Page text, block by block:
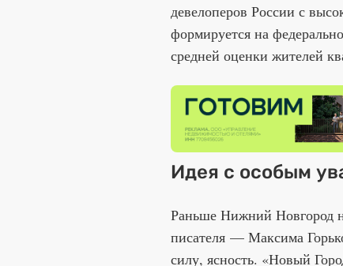
девелоперов России с
формируется на
средней оценки жителей
Идея с особым
Раньше Нижний Новгород
писателя — Максима
силу, ясность. «Новый